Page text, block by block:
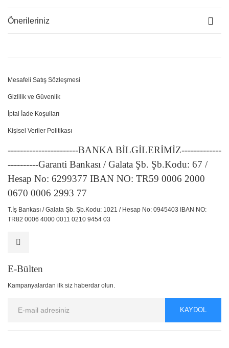
Önerileriniz
Mesafeli Satış Sözleşmesi
Gizlilik ve Güvenlik
İptal İade Koşulları
Kişisel Veriler Politikası
-----------------------BANKA BİLGİLERİMİZ-------------
----------Garanti Bankası / Galata Şb. Şb.Kodu: 67 /
Hesap No: 6299377 IBAN NO: TR59 0006 2000
0670 0006 2993 77
T.İş Bankası / Galata Şb. Şb.Kodu: 1021 / Hesap No: 0945403 IBAN NO:
TR82 0006 4000 0011 0210 9454 03
E-Bülten
Kampanyalardan ilk siz haberdar olun.
KAYDOL